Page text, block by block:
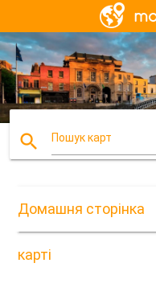
search Пошук карт
Домашня сторінка
карті